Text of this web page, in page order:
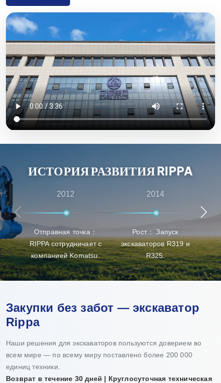
погрузчики с бортовым поворотом и аксессуары к ним,
которые широко используются в сельском хозяйстве,
строительстве, горнодобывающей промышленности и
других отраслях. Благодаря инновационным
разработкам и строгому контролю качества,
оборудование, поставляемое Rippa Machinery,
пользуется высокой репутацией во всем мире. Мы
экспортируем продукцию в основном на европейский и
высококачественной продукции. Rippa также имеет
множество агентов по всему миру, предоставляя
универсальные услуги от предпродажных
консультаций до послепродажной поддержки,
гарантируя, что клиенты получат лучший опыт в
выборе продукции, доставке и обслуживании.
ИСТОРИЯ РАЗВИТИЯ RIPPA
2012
Отправная точка：
RIPPA сотрудничает с
компанией Komatsu.
2014
Рост： Запуск
экскаваторов R319 и
R325.
Закупки без забот — экскаватор
Rippa
Наши решения для экскаваторов пользуются доверием во
всем мире — по всему миру поставлено более 200 000
единиц техники.
Возврат в течение 30 дней | Круглосуточная техническая